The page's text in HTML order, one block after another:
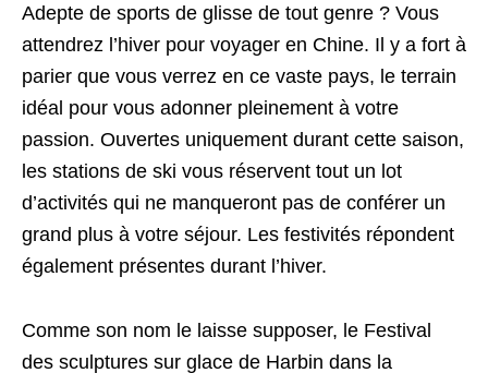
Adepte de sports de glisse de tout genre ? Vous
attendrez l’hiver pour voyager en Chine. Il y a fort à
parier que vous verrez en ce vaste pays, le terrain
idéal pour vous adonner pleinement à votre
passion. Ouvertes uniquement durant cette saison,
les stations de ski vous réservent tout un lot
d’activités qui ne manqueront pas de conférer un
grand plus à votre séjour. Les festivités répondent
également présentes durant l’hiver.
Comme son nom le laisse supposer, le Festival
des sculptures sur glace de Harbin dans la